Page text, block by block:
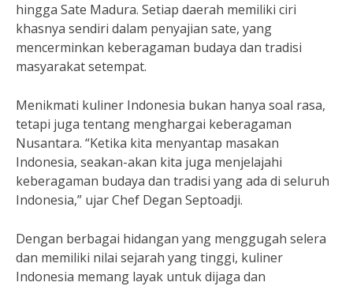
hingga Sate Madura. Setiap daerah memiliki ciri
khasnya sendiri dalam penyajian sate, yang
mencerminkan keberagaman budaya dan tradisi
masyarakat setempat.
Menikmati kuliner Indonesia bukan hanya soal rasa,
tetapi juga tentang menghargai keberagaman
Nusantara. “Ketika kita menyantap masakan
Indonesia, seakan-akan kita juga menjelajahi
keberagaman budaya dan tradisi yang ada di seluruh
Indonesia,” ujar Chef Degan Septoadji.
Dengan berbagai hidangan yang menggugah selera
dan memiliki nilai sejarah yang tinggi, kuliner
Indonesia memang layak untuk dijaga dan